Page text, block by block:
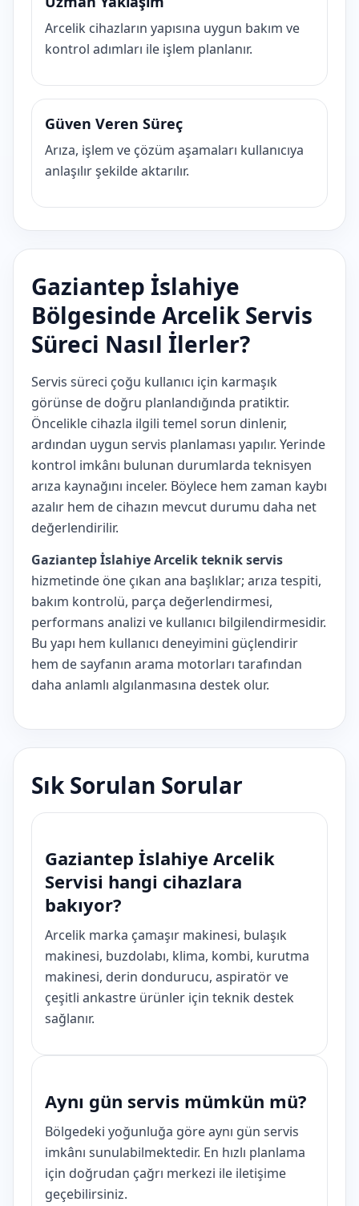
Arcelik cihazların yapısına uygun bakım ve
kontrol adımları ile işlem planlanır.
Güven Veren Süreç
Arıza, işlem ve çözüm aşamaları kullanıcıya
anlaşılır şekilde aktarılır.
Gaziantep İslahiye
Bölgesinde Arcelik Servis
Süreci Nasıl İlerler?
Servis süreci çoğu kullanıcı için karmaşık
görünse de doğru planlandığında pratiktir.
Öncelikle cihazla ilgili temel sorun dinlenir,
ardından uygun servis planlaması yapılır. Yerinde
kontrol imkânı bulunan durumlarda teknisyen
arıza kaynağını inceler. Böylece hem zaman kaybı
azalır hem de cihazın mevcut durumu daha net
değerlendirilir.
Gaziantep İslahiye Arcelik teknik servis
hizmetinde öne çıkan ana başlıklar; arıza tespiti,
bakım kontrolü, parça değerlendirmesi,
performans analizi ve kullanıcı bilgilendirmesidir.
Bu yapı hem kullanıcı deneyimini güçlendirir
hem de sayfanın arama motorları tarafından
daha anlamlı algılanmasına destek olur.
Sık Sorulan Sorular
Gaziantep İslahiye Arcelik
Servisi hangi cihazlara
bakıyor?
Arcelik marka çamaşır makinesi, bulaşık
makinesi, buzdolabı, klima, kombi, kurutma
makinesi, derin dondurucu, aspiratör ve
çeşitli ankastre ürünler için teknik destek
sağlanır.
Aynı gün servis mümkün mü?
Bölgedeki yoğunluğa göre aynı gün servis
imkânı sunulabilmektedir. En hızlı planlama
için doğrudan çağrı merkezi ile iletişime
geçebilirsiniz.